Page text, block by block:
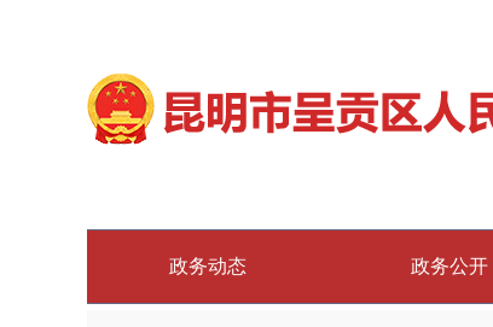
政务动态 政务公开